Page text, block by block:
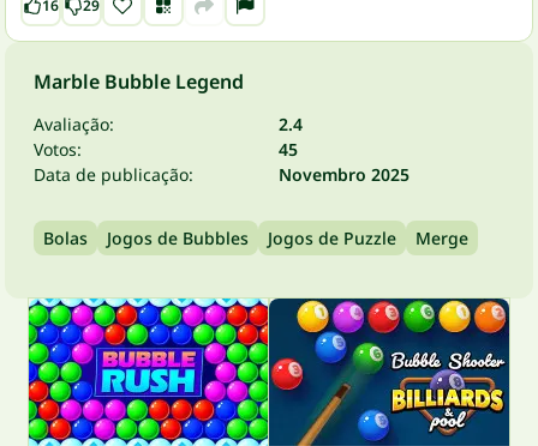
16 29
Marble Bubble Legend
Avaliação:
2.4
Votos:
45
Data de publicação:
Novembro 2025
Bolas Jogos de Bubbles Jogos de Puzzle Merge